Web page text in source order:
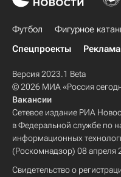
Футбол Фигурное
Спецпроекты
Реклама
Версия 2023.1 Beta
© 2026 МИА «Россия
Вакансии
Сетевое издание РИА
в Федеральной службе по
информационных
(Роскомнадзор) 08 апреля
Свидетельство о